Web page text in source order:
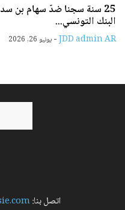
25 سنة سجنا ضدّ سهام بن
البنك التونسي...
JDD admin AR
-يونيو 26, 2026
اتصل بنا: